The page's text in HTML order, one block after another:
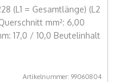
(L1 = Gesamtlänge) (L2
mm²: 6,00
17,0 / 10,0 Beutelinhalt
Artikelnummer: 99060804